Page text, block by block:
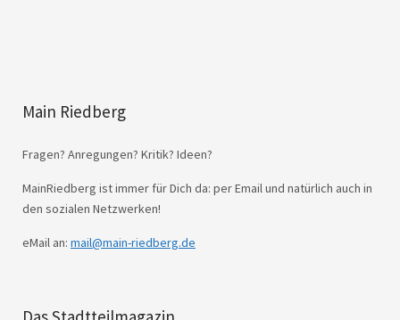
Main Riedberg
Fragen? Anregungen? Kritik? Ideen?
MainRiedberg ist immer für Dich da: per Email und natürlich auch in
den sozialen Netzwerken!
eMail an: mail@main-riedberg.de